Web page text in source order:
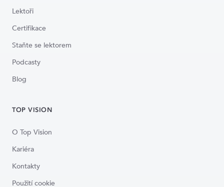
Lektoři
Certifikace
Staňte se lektorem
Podcasty
Blog
TOP VISION
O Top Vision
Kariéra
Kontakty
Použití cookie